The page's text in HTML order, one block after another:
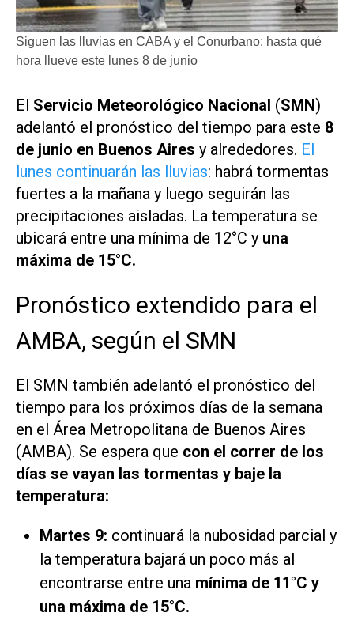
Siguen las lluvias en CABA y el Conurbano: hasta qué
hora llueve este lunes 8 de junio
El Servicio Meteorológico Nacional (SMN)
adelantó el pronóstico del tiempo para este 8
de junio en Buenos Aires y alrededores. El
lunes continuarán las lluvias: habrá tormentas
fuertes a la mañana y luego seguirán las
precipitaciones aisladas. La temperatura se
ubicará entre una mínima de 12°C y una
máxima de 15°C.
Pronóstico extendido para el
AMBA, según el SMN
El SMN también adelantó el pronóstico del
tiempo para los próximos días de la semana
en el Área Metropolitana de Buenos Aires
(AMBA). Se espera que con el correr de los
días se vayan las tormentas y baje la
temperatura:
Martes 9: continuará la nubosidad parcial y
la temperatura bajará un poco más al
encontrarse entre una mínima de 11°C y
una máxima de 15°C.